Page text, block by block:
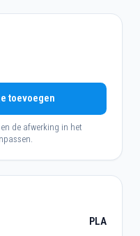
toevoegen
de afwerking in het
PLA